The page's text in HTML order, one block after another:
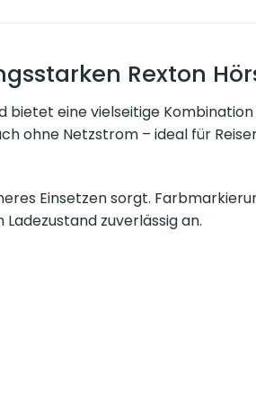
Rexton
bietet eine vielseitige
ohne Netzstrom – ideal für
Einsetzen sorgt.
zuverlässig an.